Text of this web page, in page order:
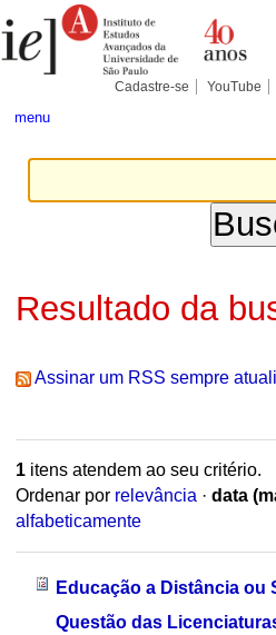
para
conteúdo.
Pessoais
Cadastre-se YouTube
menu
Resultado da
Assinar um RSS sempre
1itens atendem ao seu critério.
Ordenar por relevância · data
alfabeticamente
Educação a Distância ou
Questão das